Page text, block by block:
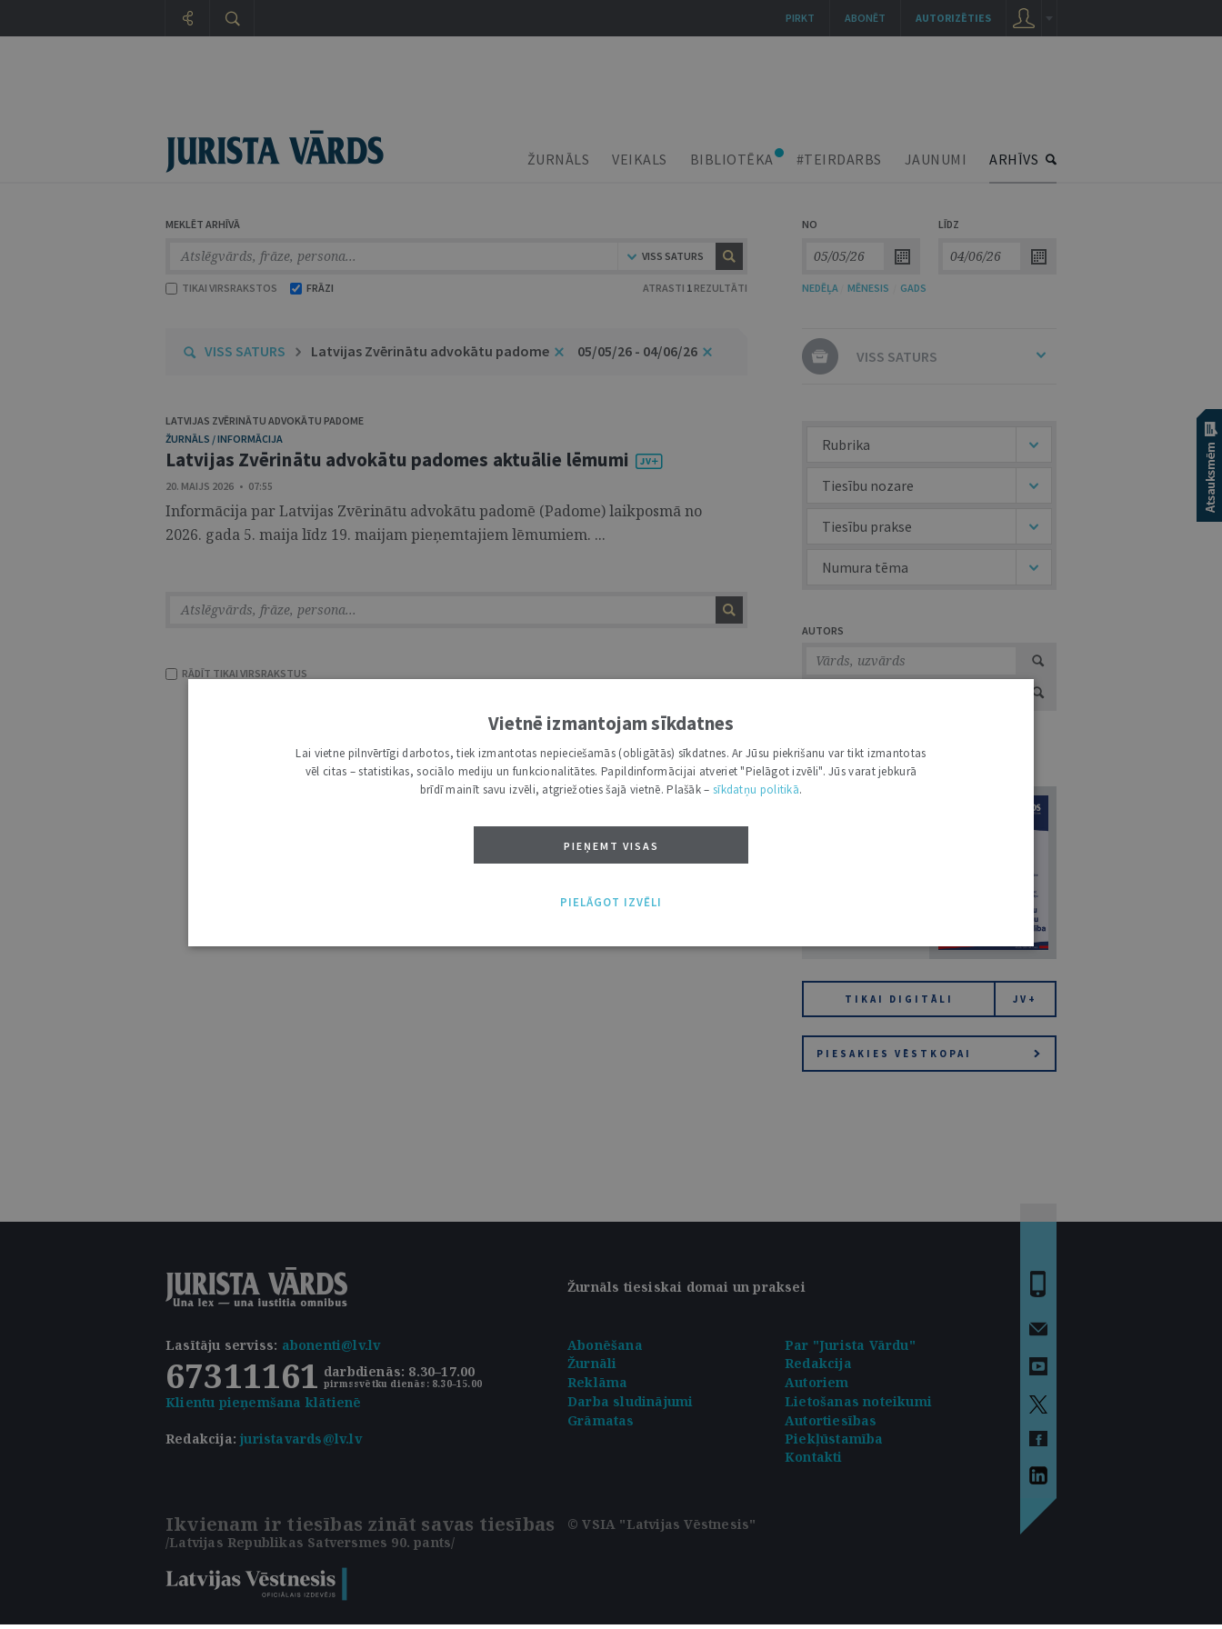
ŽURNĀLS VEIKALS BIBLIOTĒKA #TEIRDARBS JAUNUMI ARHĪVS
MEKLĒT ARHĪVĀ
VISS SATURS
TIKAI VIRSRAKSTOS FRĀZI ATRASTI 1 REZULTĀTI
NO LĪDZ
NEDĒĻA MĒNESIS GADS
VISS SATURS Latvijas Zvērinātu advokātu padome 05/05/26 - 04/06/26
LATVIJAS ZVĒRINĀTU ADVOKĀTU PADOME
ŽURNĀLS / INFORMĀCIJA
Latvijas Zvērinātu advokātu padomes aktuālie lēmumi
20. MAIJS 2026 • 07:55
Informācija par Latvijas Zvērinātu advokātu padomē (Padome) laikposmā no
2026. gada 5. maija līdz 19. maijam pieņemtajiem lēmumiem. ...
RĀDĪT TIKAI VIRSRAKSTUS
VISS SATURS
Rubrika
Tiesību nozare
Tiesību prakse
Numura tēma
AUTORS
ŽURNĀLU KATALOGS /
TIKAI DIGITĀLI JV+
PIESAKIES VĒSTKOPAI
Žurnāls tiesiskai domai un praksei
Lasītāju serviss: abonenti@lv.lv
67311161 darbdienās: 8.30–17.00
pirmssvētku dienās: 8.30–15.00
Klientu pieņemšana klātienē
Abonēšana
Par "Jurista Vārdu"
Žurnāli
Redakcija
Reklāma
Autoriem
Darba sludinājumi
Lietošanas noteikumi
Redakcija:juristavards@lv.lv
Grāmatas
Autortiesības
Piekļūstamība
Kontakti
Ikvienam ir tiesības zināt savas tiesības
/Latvijas Republikas Satversmes 90. pants/
© VSIA "Latvijas Vēstnesis"
AUTORIZĒTIES
ABONĒT
PIRKT
Vietnē izmantojam sīkdatnes
Lai vietne pilnvērtīgi darbotos, tiek izmantotas nepieciešamās (obligātās) sīkdatnes. Ar Jūsu piekrišanu var tikt izmantotas
vēl citas – statistikas, sociālo mediju un funkcionalitātes. Papildinformācijai atveriet "Pielāgot izvēli". Jūs varat jebkurā
brīdī mainīt savu izvēli, atgriežoties šajā vietnē. Plašāk – sīkdatņu politikā.
PIEŅEMT VISAS
PIELĀGOT IZVĒLI